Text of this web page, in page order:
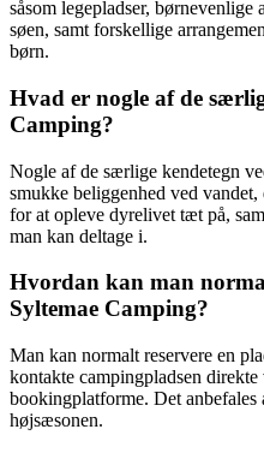
såsom legepladser,
søen, samt forskellige
børn.
Hvad er nogle af de
Camping?
Nogle af de særlige kendetegn
smukke beliggenhed ved
for at opleve dyrelivet tæt på,
man kan deltage i.
Hvordan kan man
Syltemae Camping?
Man kan normalt reservere en
kontakte campingpladsen
bookingplatforme. Det
højsæsonen.